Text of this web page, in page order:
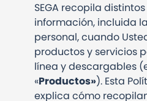
SEGA recopila
información, incluida
personal, cuando
productos y servicios
línea y descargables
«Productos»). Esta
explica cómo